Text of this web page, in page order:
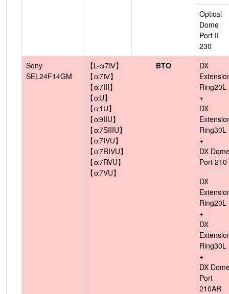
Optical
Dome
Port II
230
Sony
SEL24F14GM
【L-α7Ⅳ】
【α7Ⅳ】
【α7III】
【αU】
【α1U】
【α9IIU】
【α7SIIIU】
【α7IVU】
【α7RIVU】
【α7RVU】
【α7VU】
BTO
DX
Ring20L
+
DX
Ring30L
+
DX
Port 210
DX
Ring20L
+
DX
Ring30L
+
DX
Port
210AR